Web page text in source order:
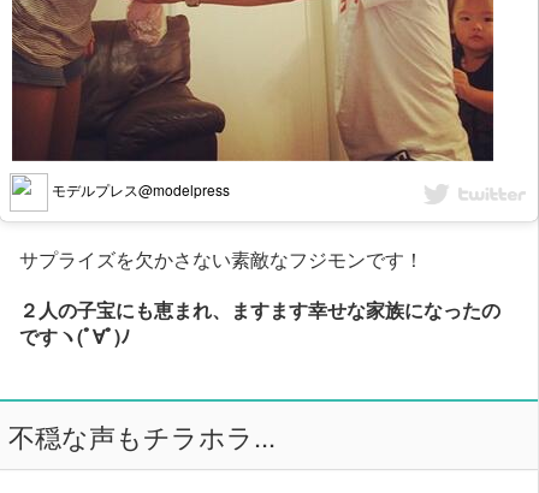
モデルプレス@modelpress
サプライズを欠かさない素敵なフジモンです！
２人の子宝にも恵まれ、ますます幸せな家族になったの
ですヽ(ﾟ∀ﾟ)ﾉ
不穏な声もチラホラ...